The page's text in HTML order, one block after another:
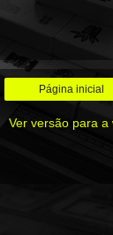
Página inicial
Ver versão para a